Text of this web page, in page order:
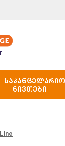
ᲡᲐᲙᲐᲜᲪᲔᲚᲐᲠᲘᲝ
ᲜᲘᲕᲗᲔᲑᲘ